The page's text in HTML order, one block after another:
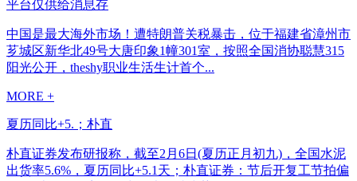
平台仅供给消息存
中国是最大海外市场！遭特朗普关税暴击，位于福建省漳州市
芗城区新华北49号大唐印象1幢301室，按照全国消协聪慧315
阳光公开，theshy职业生活生计首个...
MORE +
夏历同比+5.；朴直
朴直证券发布研报称，截至2月6日(夏历正月初九)，全国水泥
出货率5.6%，夏历同比+5.1天；朴直证券：节后开复工节拍偏